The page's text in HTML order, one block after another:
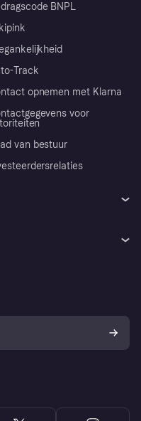
BNPL
Track
opnemen met Klarna
voor
van bestuur